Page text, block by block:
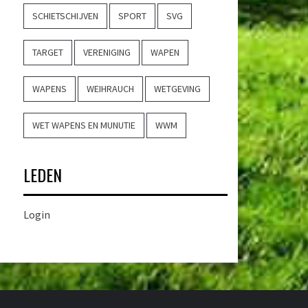
SCHIETSCHIJVEN SPORT SVG
TARGET VERENIGING WAPEN
WAPENS WEIHRAUCH WETGEVING
WET WAPENS EN MUNUTIE WWM
LEDEN
Login